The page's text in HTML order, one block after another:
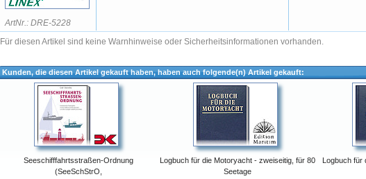
ArtNr.: DRE-5228
Für diesen Artikel sind keine Warnhinweise oder Sicherheitsinformationen vorhanden.
Kunden, die diesen Artikel gekauft haben, haben auch folgende(n) Artikel gekauft:
Seeschifffahrtsstraßen-Ordnung
(SeeSchStrO,
Logbuch für die Motoryacht - zweiseitig, für 80
Seetage
Logbuch für